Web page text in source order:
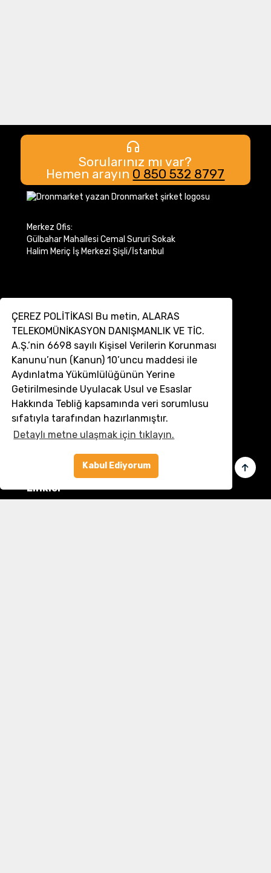
ÇEREZ POLİTİKASI Bu metin, ALARAS
TELEKOMÜNİKASYON DANIŞMANLIK VE TİC.
A.Ş.’nin 6698 sayılı Kişisel Verilerin Korunması
Kanunu’nun (Kanun) 10’uncu maddesi ile
Aydınlatma Yükümlülüğünün Yerine
Getirilmesinde Uyulacak Usul ve Esaslar
Hakkında Tebliğ kapsamında veri sorumlusu
sıfatıyla tarafından hazırlanmıştır.
Detaylı metne ulaşmak için tıklayın.
Kabul Ediyorum
Sorularınız mı var?
Hemen arayın 0 850 532 8797
Merkez Ofis:
Gülbahar Mahallesi Cemal Sururi Sokak
Halim Meriç İş Merkezi Şişli/İstanbul
İletişim
Müşteri Hizmetleri:
0 850 532 8797
Email:destek@dronmarket.com
Şubelerimiz
tıkla ve adresi görüntüle
Linkler